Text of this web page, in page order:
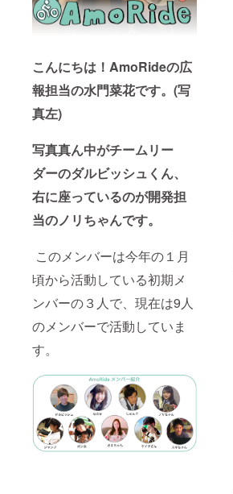
こんにちは！AmoRideの広
報担当の水門菜花です。(写
真左)
写真真ん中がチームリー
ダーのダルビッシュくん、
右に座っているのが開発担
当のノリちゃんです。
このメンバーは今年の１月
頃から活動している初期メ
ンバーの３人で、現在は9人
のメンバーで活動していま
す。